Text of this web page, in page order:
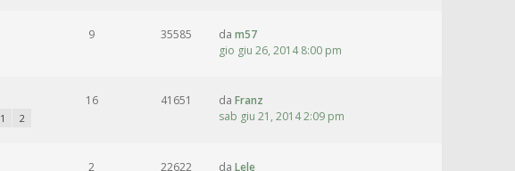
9 35585 da m57
gio giu 26, 2014 8:00 pm
1 2
16 41651 da Franz
sab giu 21, 2014 2:09 pm
2 22622 da Lele